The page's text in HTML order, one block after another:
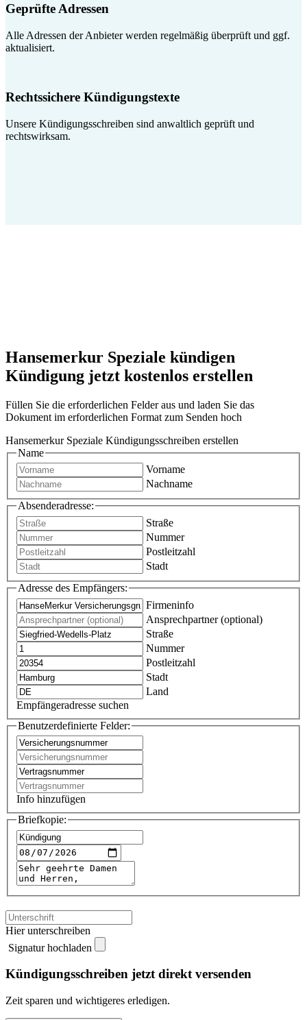
Geprüfte Adressen
Alle Adressen der Anbieter werden regelmäßig überprüft und ggf.
aktualisiert.
Rechtssichere Kündigungstexte
Unsere Kündigungsschreiben sind anwaltlich geprüft und
rechtswirksam.
Hansemerkur Speziale kündigen
Kündigung jetzt kostenlos erstellen
Füllen Sie die erforderlichen Felder aus und laden Sie das
Dokument im erforderlichen Format zum Senden hoch
Hansemerkur Speziale Kündigungsschreiben erstellen
Name
Vorname
Nachname
Absenderadresse:
Straße
Nummer
Postleitzahl
Stadt
Adresse des Empfängers:
Firmeninfo
Ansprechpartner (optional)
Straße
Nummer
Postleitzahl
Stadt
Land
Empfängeradresse suchen
Benutzerdefinierte Felder:
Info hinzufügen
Briefkopie:
Hier unterschreiben
Signatur hochladen
Kündigungsschreiben jetzt direkt versenden
Zeit sparen und wichtigeres erledigen.